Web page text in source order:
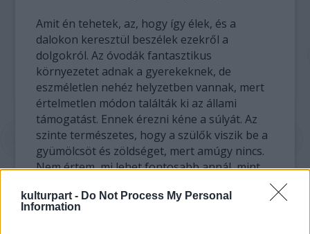
kulturpart - Do Not Process My Personal
Information
Amit én tehetek, az, hogy így élek, és a
dalokon keresztül beszélek ezekről a
dolgokról. Az óvodák fantasztikus
környezetet adnak a gyerekeknek, de
eszméletlen nehéz helyzetben vannak, mert
értelmetlen módon találták ki az állami
támogatást. Ennek érezni kéne a súlyát. Az
szinte természetes, hogy a szülők viszik be a
gyümölcsöt és zöldséget, mert amúgy nincs.
Nem értem, mi lehet fontosabb annál, mint
utánpótlását biztosítsa.